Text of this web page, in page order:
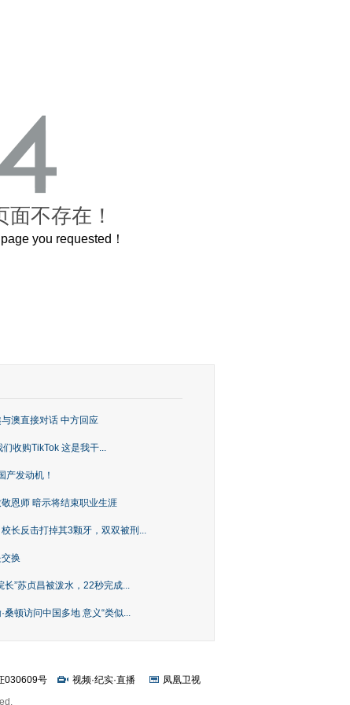
不存在！
you requested！
澳直接对话 中方回应
收购TikTok 这是我干...
产发动机！
恩师 暗示将结束职业生涯
长反击打掉其3颗牙，双双被刑...
换
长”苏贞昌被泼水，22秒完成...
顿访问中国多地 意义“类似...
030609号 视频·纪实·直播
凤凰卫视